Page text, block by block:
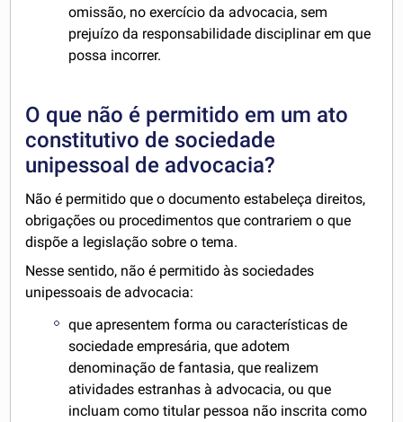
omissão, no exercício da advocacia, sem
prejuízo da responsabilidade disciplinar em que
possa incorrer.
O que não é permitido em um ato
constitutivo de sociedade
unipessoal de advocacia?
Não é permitido que o documento estabeleça direitos,
obrigações ou procedimentos que contrariem o que
dispõe a legislação sobre o tema.
Nesse sentido, não é permitido às sociedades
unipessoais de advocacia:
que apresentem forma ou características de
sociedade empresária, que adotem
denominação de fantasia, que realizem
atividades estranhas à advocacia, ou que
incluam como titular pessoa não inscrita como